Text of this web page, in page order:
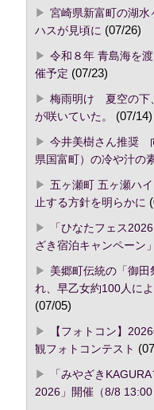
宮崎県新富町の湖
ハスが見頃に (07/26)
令和８年 青島海を
催予定 (07/23)
梅雨明け 夏空の下
が咲いていた。
(07/14)
今井美樹さん推奨
県国富町）の冷や汁の
五ヶ瀬町 五ヶ瀬ハ
止する方針を明らかに
「ひなたフェス
ざき宿泊キャンペーン
美郷町伝統の「御田
れ、早乙女約100人に
(07/05)
【フォトコン】
観フォトコンテスト
「みやざき
2026」開催（8/8 13:00